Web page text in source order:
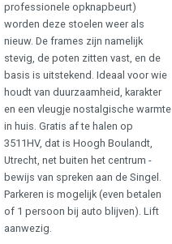
professionele opknapbeurt)
worden deze stoelen weer als
nieuw. De frames zijn namelijk
stevig, de poten zitten vast, en de
basis is uitstekend. Ideaal voor wie
houdt van duurzaamheid, karakter
en een vleugje nostalgische warmte
in huis. Gratis af te halen op
3511HV, dat is Hoogh Boulandt,
Utrecht, net buiten het centrum -
bewijs van spreken aan de Singel.
Parkeren is mogelijk (even betalen
of 1 persoon bij auto blijven). Lift
aanwezig.